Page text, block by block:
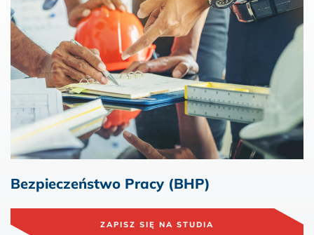
Bezpieczeństwo Pracy (BHP)
ZAPISZ SIĘ NA STUDIA